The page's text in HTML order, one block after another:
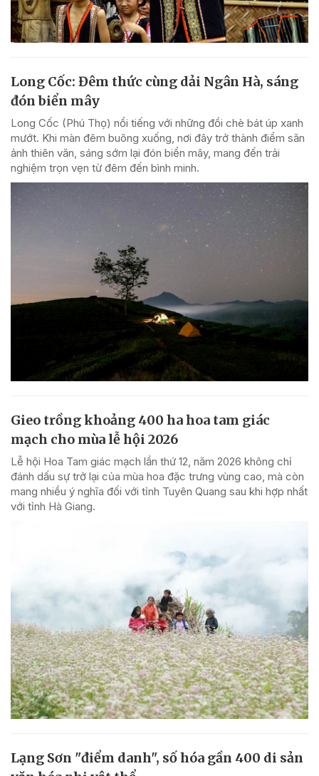
Long Cốc: Đêm thức cùng dải Ngân Hà, sáng
đón biển mây
Long Cốc (Phú Thọ) nổi tiếng với những đồi chè bát úp xanh
mướt. Khi màn đêm buông xuống, nơi đây trở thành điểm săn
ảnh thiên văn, sáng sớm lại đón biển mây, mang đến trải
nghiệm trọn vẹn từ đêm đến bình minh.
Gieo trồng khoảng 400 ha hoa tam giác
mạch cho mùa lễ hội 2026
Lễ hội Hoa Tam giác mạch lần thứ 12, năm 2026 không chỉ
đánh dấu sự trở lại của mùa hoa đặc trưng vùng cao, mà còn
mang nhiều ý nghĩa đối với tỉnh Tuyên Quang sau khi hợp nhất
với tỉnh Hà Giang.
Lạng Sơn "điểm danh", số hóa gần 400 di sản